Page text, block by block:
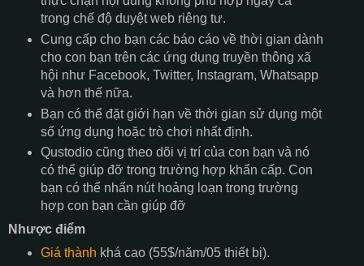
trong chế độ duyệt web riêng tư.
Cung cấp cho bạn các báo cáo về thời gian dành
cho con bạn trên các ứng dụng truyền thông xã
hội như Facebook, Twitter, Instagram, Whatsapp
và hơn thế nữa.
Bạn có thể đặt giới hạn về thời gian sử dụng một
số ứng dụng hoặc trò chơi nhất định.
Qustodio cũng theo dõi vị trí của con bạn và nó
có thể giúp đỡ trong trường hợp khẩn cấp. Con
bạn có thể nhấn nút hoảng loạn trong trường
hợp con bạn cần giúp đỡ
Nhược điểm
Giá thành khá cao (55$/năm/05 thiết bị).